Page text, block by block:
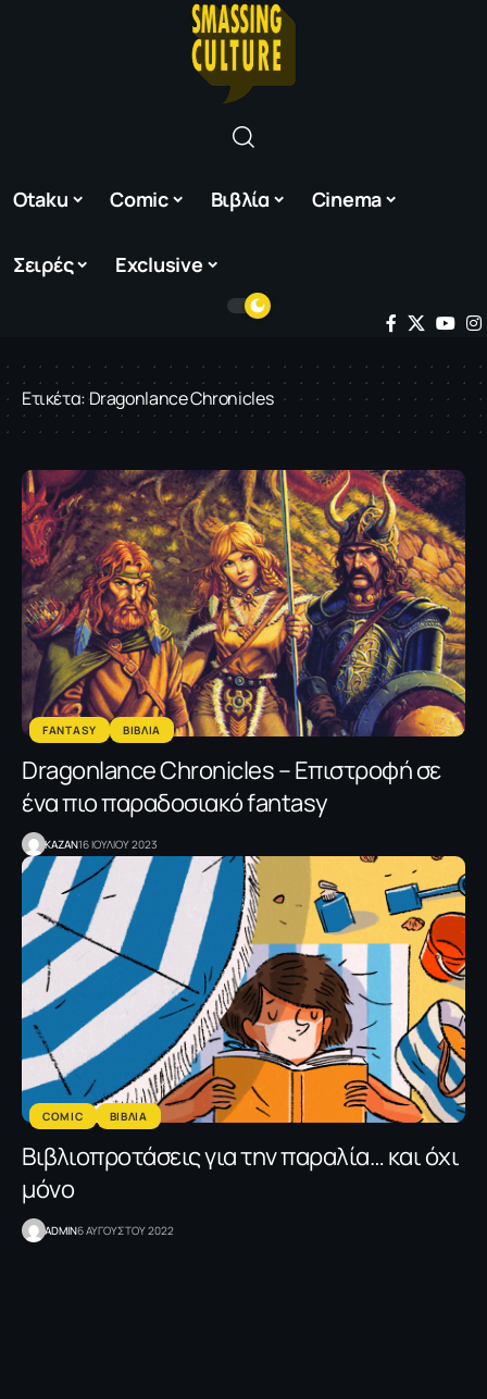
Otaku Comic Βιβλία Cinema
Σειρές Exclusive
Ετικέτα:Dragonlance Chronicles
FANTASY ΒΙΒΛΙΑ
Dragonlance Chronicles – Επιστροφή σε
ένα πιο παραδοσιακό fantasy
KAZAN16 ΙΟΥΛΙΟΥ 2023
COMIC ΒΙΒΛΙΑ
Βιβλιοπροτάσεις για την παραλία… και όχι
μόνο
ADMIN6 ΑΥΓΟΥΣΤΟΥ 2022